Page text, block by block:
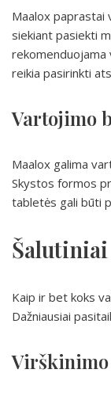
Maalox paprastai
siekiant pasiekti
rekomenduojama
reikia pasirinkti
Vartojimo
Maalox galima
Skystos formos
tabletės gali būti
Kaip ir bet koks
Dažniausiai